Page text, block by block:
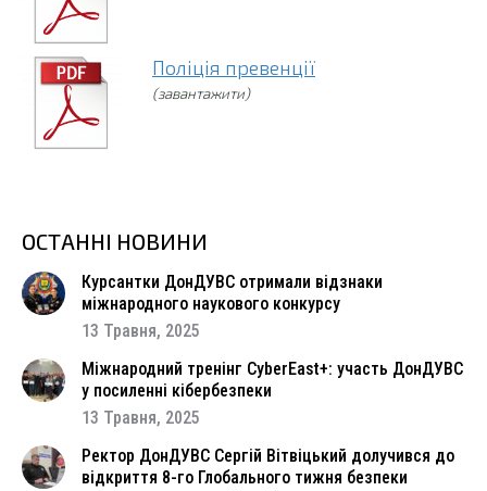
Поліція превенції
(завантажити)
ОСТАННІ НОВИНИ
Курсантки ДонДУВС отримали відзнаки
міжнародного наукового конкурсу
13 Травня, 2025
Міжнародний тренінг CyberEast+: участь ДонДУВС
у посиленні кібербезпеки
13 Травня, 2025
Ректор ДонДУВС Сергій Вітвіцький долучився до
відкриття 8-го Глобального тижня безпеки